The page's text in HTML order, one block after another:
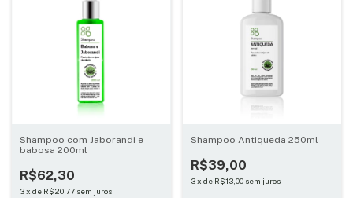
Shampoo com Jaborandi e
babosa 200ml
R$62,30
3x de R$20,77 sem juros
Shampoo Antiqueda 250ml
R$39,00
3 x de R$13,00 sem juros